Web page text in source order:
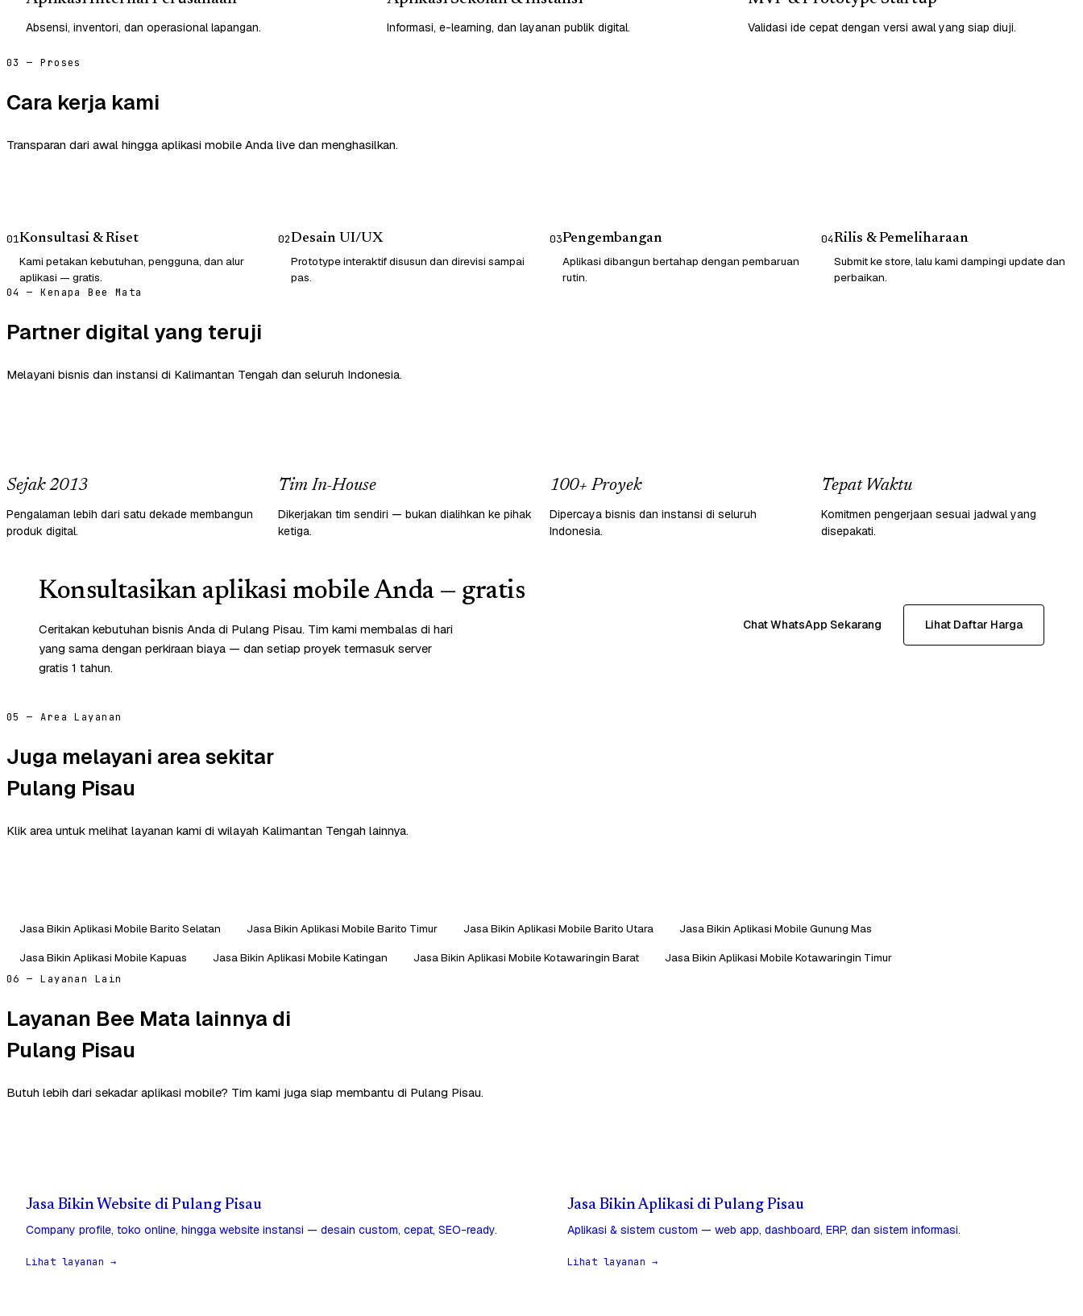
Absensi, inventori, dan operasional lapangan. Informasi, e-learning, dan layanan publik digital. Validasi ide cepat dengan versi awal yang siap diuji.
03 — Proses
Cara kerja kami
Transparan dari awal hingga aplikasi mobile Anda live dan menghasilkan.
01Konsultasi & Riset
Kami petakan kebutuhan, pengguna, dan alur
aplikasi — gratis.
02Desain UI/UX
Prototype interaktif disusun dan direvisi sampai
pas.
03Pengembangan
Aplikasi dibangun bertahap dengan pembaruan
rutin.
04Rilis & Pemeliharaan
Submit ke store, lalu kami dampingi update dan
perbaikan.
04 — Kenapa Bee Mata
Partner digital yang teruji
Melayani bisnis dan instansi di Kalimantan Tengah dan seluruh Indonesia.
Sejak 2013
Pengalaman lebih dari satu dekade membangun
produk digital.
Tim In-House
Dikerjakan tim sendiri — bukan dialihkan ke pihak
ketiga.
100+ Proyek
Dipercaya bisnis dan instansi di seluruh
Indonesia.
Tepat Waktu
Komitmen pengerjaan sesuai jadwal yang
disepakati.
Konsultasikan aplikasi mobile Anda — gratis
Ceritakan kebutuhan bisnis Anda di Pulang Pisau. Tim kami membalas di hari
yang sama dengan perkiraan biaya — dan setiap proyek termasuk server
gratis 1 tahun.
Chat WhatsApp Sekarang Lihat Daftar Harga
05 — Area Layanan
Juga melayani area sekitar
Pulang Pisau
Klik area untuk melihat layanan kami di wilayah Kalimantan Tengah lainnya.
Jasa Bikin Aplikasi Mobile Barito Selatan Jasa Bikin Aplikasi Mobile Barito Timur Jasa Bikin Aplikasi Mobile Barito Utara
Jasa Bikin Aplikasi Mobile Gunung Mas
Jasa Bikin Aplikasi Mobile Kapuas
Jasa Bikin Aplikasi Mobile Katingan Jasa Bikin Aplikasi Mobile Kotawaringin Barat Jasa Bikin Aplikasi Mobile Kotawaringin Timur
06 — Layanan Lain
Layanan Bee Mata lainnya di
Pulang Pisau
Butuh lebih dari sekadar aplikasi mobile? Tim kami juga siap membantu di Pulang Pisau.
Jasa Bikin Website di Pulang Pisau
Company profile, toko online, hingga website instansi — desain custom, cepat, SEO-ready.
Lihat layanan →
Jasa Bikin Aplikasi di Pulang Pisau
Aplikasi & sistem custom — web app, dashboard, ERP, dan sistem informasi.
Lihat layanan →